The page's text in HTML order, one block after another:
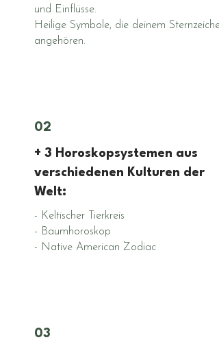
und Einflüsse.
Heilige Symbole, die deinem
angehören.
02
+ 3 Horoskopsystemen aus
verschiedenen Kulturen der
Welt:
- Keltischer Tierkreis
- Baumhoroskop
- Native American Zodiac
03